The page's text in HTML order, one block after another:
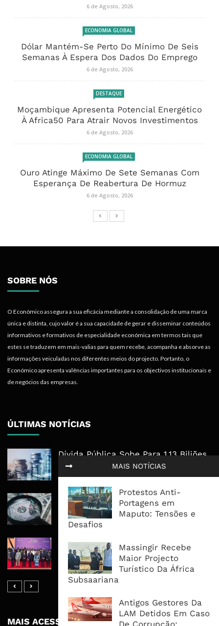
MAIS NOTÍCIAS
Protestos Anti-
Portagens em
Maputo: Tensões e
Desafios
Massingir Recebe
Maior Projecto
Turístico Da África
Subsaariana
Antigos Gestores Da
LAM Detidos Em Caso
De Corrupção;
6 de Agosto, 2026
ECONOMIA GLOBAL
Dólar Mantém-Se Perto Do Mínimo De Seis
Semanas À Espera Dos Dados Do Emprego
6 de Agosto, 2026
DESTAQUE
Moçambique Apresenta Potencial Energético
À Africa50 Para Atrair Novos Investimentos
6 de Agosto, 2026
ECONOMIA GLOBAL
Ouro Atinge Máximo De Sete Semanas Com
Esperança De Reabertura De Hormuz
6 de Agosto, 2026
SOBRE NÓS
O Económico assegura a sua eficácia mediante a consolidação de uma marca
única e distinta, cujo valor é a sua capacidade de gerar e disseminar conteúdos
informativos e formativos de especialidade económica em termos tais que
estes se traduzem em mais-valias para quem recebe, acompanha e absorve as
informações veiculadas nos diferentes meios do projecto. Portanto, o
Económico apresenta valências importantes para os objectivos institucionais e
de negócios das empresas.
ÚLTIMAS NOTÍCIAS
Dívida Pública Sobe Para 1,13 Biliões
De Meticais E Pressão Desloca-Se
Para O Mercado Interno
Dólar Mantém-Se Perto Do Mínimo
De Seis Semanas À Espera Dos
Dados Do Emprego
Moçambique Apresenta Potencial
Energético À Africa50 Para Atrair
Novos Investimentos
MAIS ACESSADOS